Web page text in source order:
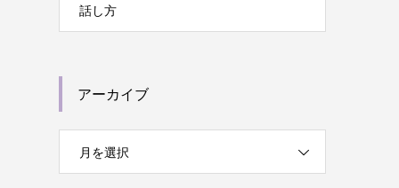
話し方
アーカイブ
月を選択